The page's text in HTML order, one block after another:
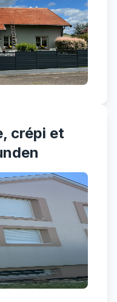
crépi et